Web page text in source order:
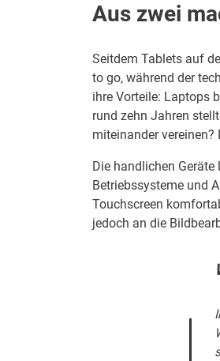
Aus zwei
Seitdem Tablets auf
to go, während der
ihre Vorteile: Laptops
rund zehn Jahren
miteinander
Die handlichen Geräte
Betriebssysteme und
Touchscreen
jedoch an die